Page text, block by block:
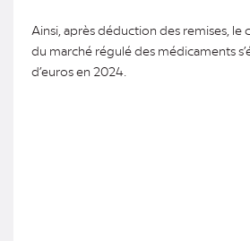
Ainsi, après déduction des remises, le
du marché régulé des médicaments
d’euros en 2024.